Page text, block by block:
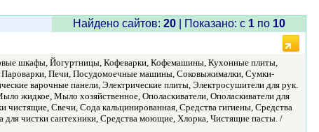
Найдено сайтов: 20| Показано: c 1по 10
шкафы, Йогуртницы, Кофеварки, Кофемашины, Кухонные плиты,
Печи, Посудомоечные машины, Соковыжималки, Сумки-
варочные панели, Электрические плиты, Электросушители для рук.
жидкое, Мыло хозяйственное, Ополаскиватели, Ополаскиватели для
чистящие, Свечи, Сода кальцинированная, Средства гигиены, Средства
для чистки сантехники, Средства моющие, Хлорка, Чистящие пасты. /